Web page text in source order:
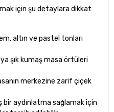
için şu detaylara dikkat
altın ve pastel tonları
şık kumaş masa örtüleri
merkezine zarif çiçek
bir aydınlatma sağlamak için